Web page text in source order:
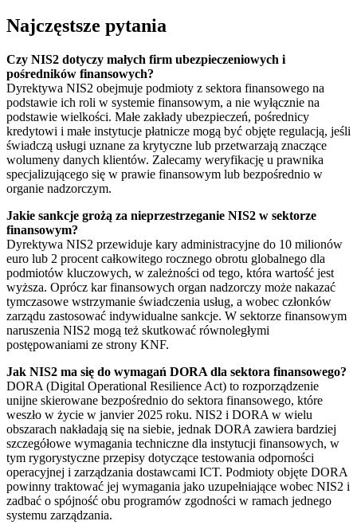
Najczęstsze pytania
Czy NIS2 dotyczy małych firm ubezpieczeniowych i
pośredników finansowych?
Dyrektywa NIS2 obejmuje podmioty z sektora finansowego na
podstawie ich roli w systemie finansowym, a nie wyłącznie na
podstawie wielkości. Małe zakłady ubezpieczeń, pośrednicy
kredytowi i małe instytucje płatnicze mogą być objęte regulacją, jeśli
świadczą usługi uznane za krytyczne lub przetwarzają znaczące
wolumeny danych klientów. Zalecamy weryfikację u prawnika
specjalizującego się w prawie finansowym lub bezpośrednio w
organie nadzorczym.
Jakie sankcje grożą za nieprzestrzeganie NIS2 w sektorze
finansowym?
Dyrektywa NIS2 przewiduje kary administracyjne do 10 milionów
euro lub 2 procent całkowitego rocznego obrotu globalnego dla
podmiotów kluczowych, w zależności od tego, która wartość jest
wyższa. Oprócz kar finansowych organ nadzorczy może nakazać
tymczasowe wstrzymanie świadczenia usług, a wobec członków
zarządu zastosować indywidualne sankcje. W sektorze finansowym
naruszenia NIS2 mogą też skutkować równoległymi
postępowaniami ze strony KNF.
Jak NIS2 ma się do wymagań DORA dla sektora finansowego?
DORA (Digital Operational Resilience Act) to rozporządzenie
unijne skierowane bezpośrednio do sektora finansowego, które
weszło w życie w janvier 2025 roku. NIS2 i DORA w wielu
obszarach nakładają się na siebie, jednak DORA zawiera bardziej
szczegółowe wymagania techniczne dla instytucji finansowych, w
tym rygorystyczne przepisy dotyczące testowania odporności
operacyjnej i zarządzania dostawcami ICT. Podmioty objęte DORA
powinny traktować jej wymagania jako uzupełniające wobec NIS2 i
zadbać o spójność obu programów zgodności w ramach jednego
systemu zarządzania.